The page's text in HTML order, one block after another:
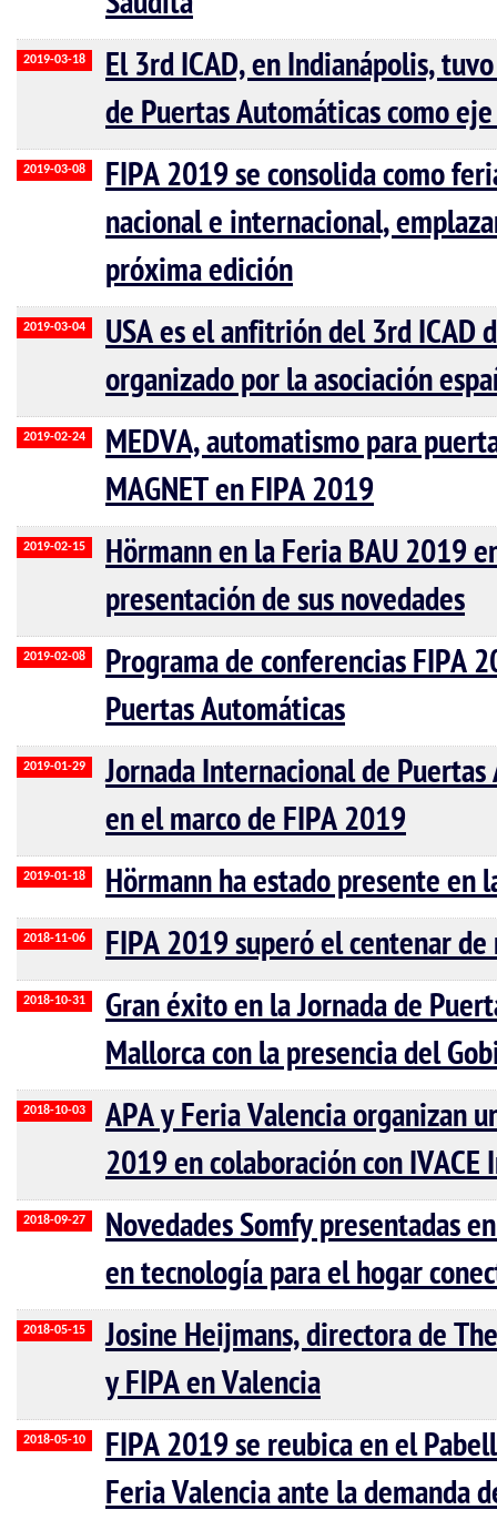
2019-03-18
El 3rd ICAD, en Indianápolis,
de Puertas Automáticas como
2019-03-08
FIPA 2019 se consolida como
nacional e internacional,
próxima edición
2019-03-04
USA es el anfitrión del 3rd ICAD
organizado por la asociación
2019-02-24
MEDVA, automatismo para
MAGNET en FIPA 2019
2019-02-15
Hörmann en la Feria BAU 2019
presentación de sus novedades
2019-02-08
Programa de conferencias FIPA
Puertas Automáticas
2019-01-29
Jornada Internacional de
en el marco de FIPA 2019
2019-01-18 Hörmann ha estado presente en
2018-11-06 FIPA 2019 superó el centenar
2018-10-31
Gran éxito en la Jornada de
Mallorca con la presencia del
2018-10-03
APA y Feria Valencia organizan
2019 en colaboración con IVACE
2018-09-27
Novedades Somfy presentadas
en tecnología para el hogar
2018-05-15
Josine Heijmans, directora de
y FIPA en Valencia
2018-05-10
FIPA 2019 se reubica en el
Feria Valencia ante la demanda